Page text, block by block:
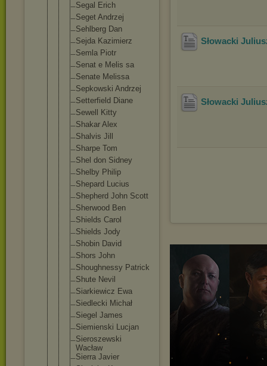
Segal Erich
Seget Andrzej
Sehlberg Dan
Sejda Kazimierz
Semla Piotr
Senat e Melis sa
Senate Melissa
Sepkowski Andrzej
Setterfield Diane
Sewell Kitty
Shakar Alex
Shalvis Jill
Sharpe Tom
Shel don Sidney
Shelby Philip
Shepard Lucius
Shepherd John Scott
Sherwood Ben
Shields Carol
Shields Jody
Shobin David
Shors John
Shoughnessy Patrick
Shute Nevil
Siarkiewicz Ewa
Siedlecki Michał
Siegel James
Siemienski Lucjan
Sieroszewski
Wacław
Sierra Javier
Słowacki
Słowacki